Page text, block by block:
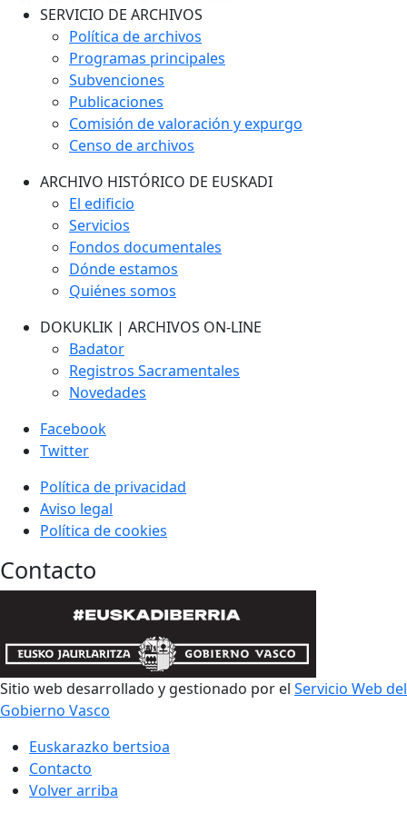
SERVICIO DE ARCHIVOS
Política de archivos
Programas principales
Subvenciones
Publicaciones
Comisión de valoración y expurgo
Censo de archivos
ARCHIVO HISTÓRICO DE EUSKADI
El edificio
Servicios
Fondos documentales
Dónde estamos
Quiénes somos
DOKUKLIK | ARCHIVOS ON-LINE
Badator
Registros Sacramentales
Novedades
Facebook
Twitter
Política de privacidad
Aviso legal
Política de cookies
Contacto
Sitio web desarrollado y gestionado por el Servicio Web del
Gobierno Vasco
Euskarazko bertsioa
Contacto
Volver arriba